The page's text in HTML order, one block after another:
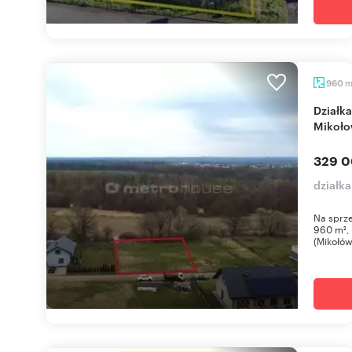
960 m
Działka 960 m² pod dom w spokojnej okolicy
329
Na
960 m²,